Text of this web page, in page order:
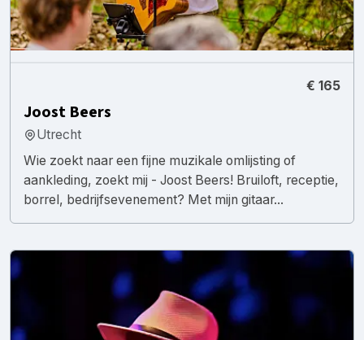
€ 165
Joost Beers
Utrecht
Wie zoekt naar een fijne muzikale omlijsting of
aankleding, zoekt mij - Joost Beers! Bruiloft, receptie,
borrel, bedrijfsevenement? Met mijn gitaar...